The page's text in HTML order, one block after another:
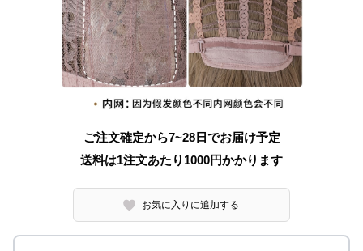
ご注文確定から7~28日でお届け予定
送料は1注文あたり 1000円かかります
お気に入りに追加する